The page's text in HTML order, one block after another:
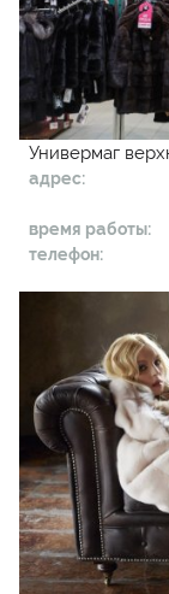
Универмаг
адрес:
время работы:
телефон: